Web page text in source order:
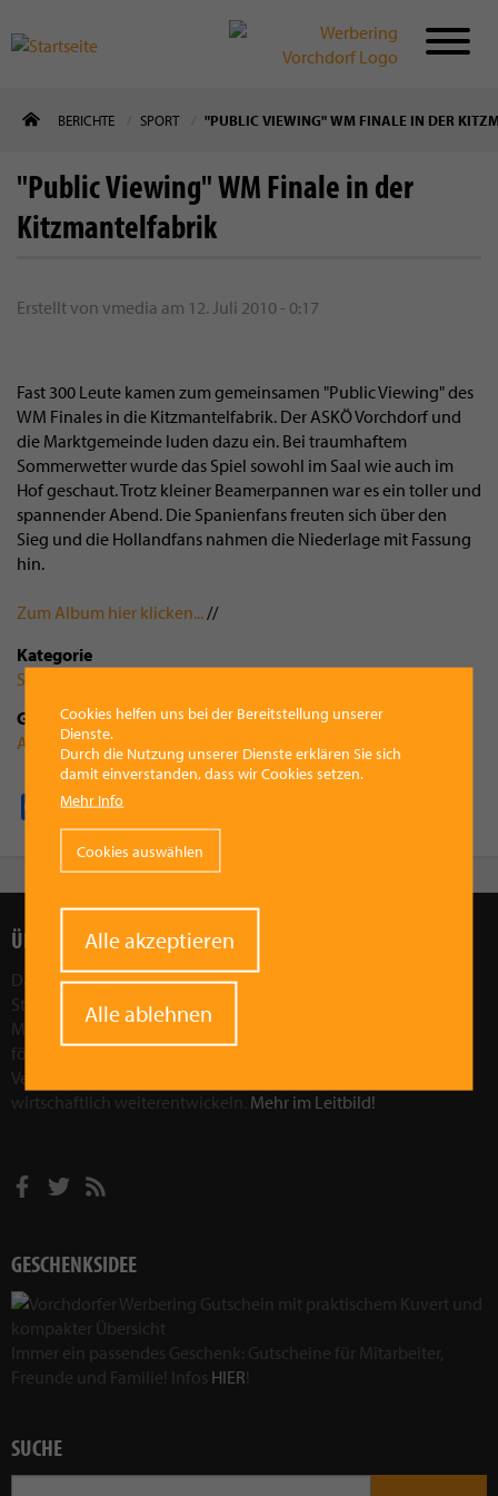
zum
BERICHTE SPORT "PUBLIC VIEWING" WM FINALE IN DER
"Public Viewing" WM Finale in der
Kitzmantelfabrik
Erstellt von vmedia am 12. Juli 2010 - 0:17
Fast 300 Leute kamen zum gemeinsamen "Public Viewing" des
WM Finales in die Kitzmantelfabrik. Der ASKÖ Vorchdorf und
die Marktgemeinde luden dazu ein. Bei traumhaftem
Sommerwetter wurde das Spiel sowohl im Saal wie auch im
Hof geschaut. Trotz kleiner Beamerpannen war es ein toller und
spannender Abend. Die Spanienfans freuten sich über den
Sieg und die Hollandfans nahmen die Niederlage mit Fassung
hin.
Zum Album hier klicken...//
Kategorie
Sport
Gruppenzugehörigkeit
ASKÖ Vorchdorf, Sektion Fußball
Facebook
Pinterest
X
ÜBER UNS
Das Ziel des Vorchdorfer Werberings ist, die wirtschaftliche
Stärkung der Region Vorchdorf. Wir wollen die Attraktivität der
Marktgemeinde Vorchdorf als Wirtschaftsfaktor in der Region
fördern und stärken. Durch gezielte Aktionen und
Veranstaltungen wollen wir Vorchdorf sozial, kulturell und
wirtschaftlich weiterentwickeln. Mehr im Leitbild!
GESCHENKSIDEE
Immer ein passendes Geschenk: Gutscheine für Mitarbeiter,
Freunde und Familie! Infos HIER!
SUCHE
Cookies helfen uns bei der Bereitstellung unserer
Dienste.
Durch die Nutzung unserer Dienste erklären Sie sich
damit einverstanden, dass wir Cookies setzen.
Mehr Info
Cookies auswählen
Alle akzeptieren
Alle ablehnen